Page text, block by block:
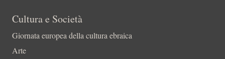
Cultura e Società
Giornata europea della cultura ebraica
Arte